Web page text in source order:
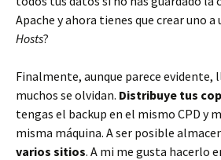
Apache y ahora tienes que crear uno
Hosts?
Finalmente, aunque parece
muchos se olvidan. Distribuye tus
tengas el backup en el mismo CPD y
misma máquina. A ser posible
varios sitios. A mi me gusta hacerlo